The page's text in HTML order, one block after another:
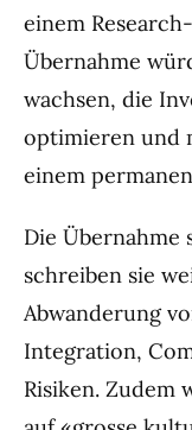
einem
Übernahme
wachsen, die
optimieren und
einem
Die Übernahme
schreiben sie
Abwanderung
Integration,
Risiken. Zudem